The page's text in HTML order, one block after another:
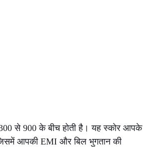
से 900 के बीच होती है। यह स्कोर आपके
जिसमें आपकी EMI और बिल भुगतान की